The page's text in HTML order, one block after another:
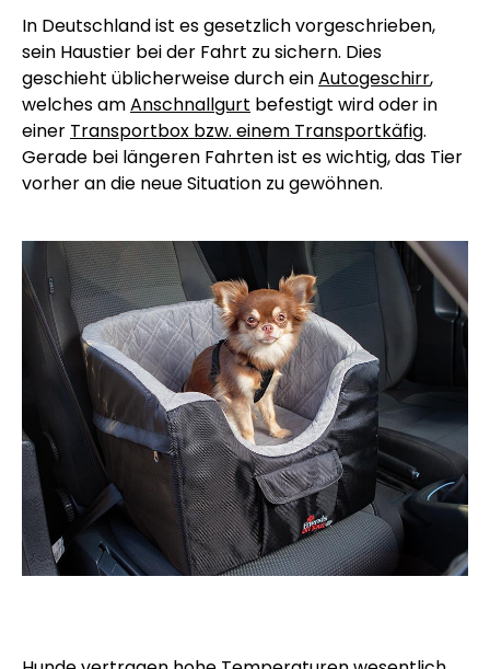
In Deutschland ist es gesetzlich vorgeschrieben,
sein Haustier bei der Fahrt zu sichern. Dies
geschieht üblicherweise durch einAutogeschirr,
welches amAnschnallgurt befestigt wird oder in
einer Transportbox bzw. einem Transportkäfig.
Gerade bei längeren Fahrten ist es wichtig, das Tier
vorher an die neue Situation zu gewöhnen.